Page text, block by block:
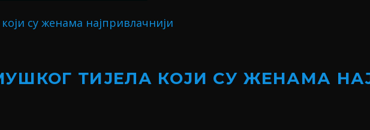
ТИЈЕЛА КОЈИ СУ ЖЕНАМА